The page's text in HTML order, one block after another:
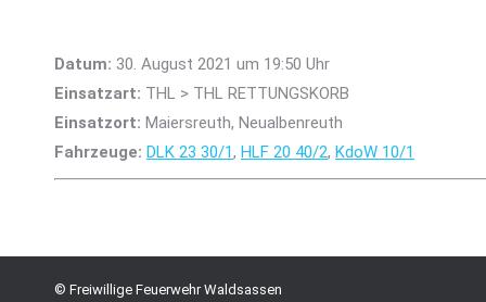
Datum: 30. August 2021 um 19:50 Uhr
Einsatzart: THL > THL RETTUNGSKORB
Einsatzort: Maiersreuth, Neualbenreuth
Fahrzeuge: DLK 23 30/1, HLF 20 40/2, KdoW 10/1
© Freiwillige Feuerwehr Waldsassen